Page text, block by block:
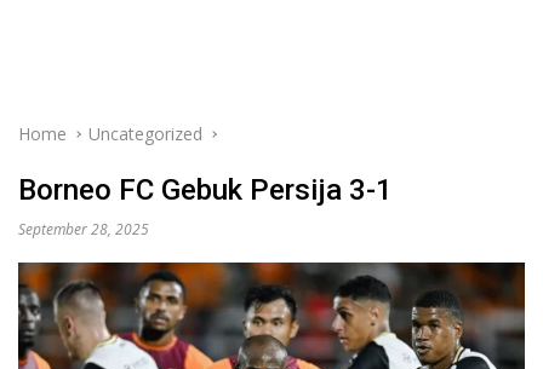
Home Uncategorized
Borneo FC Gebuk Persija 3-1
September 28, 2025